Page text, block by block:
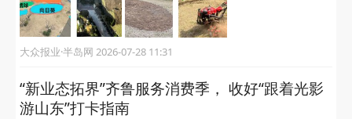
大众报业·半岛网 2026-07-28 11:31
“新业态拓界”齐鲁服务消费季， 收好“跟着光影
游山东”打卡指南